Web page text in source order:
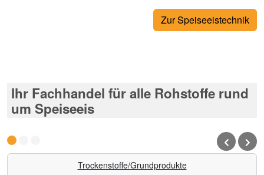
Zur Speiseeistechnik
Ihr Fachhandel für alle Rohstoffe rund
um Speiseeis
Trockenstoffe/Grundprodukte